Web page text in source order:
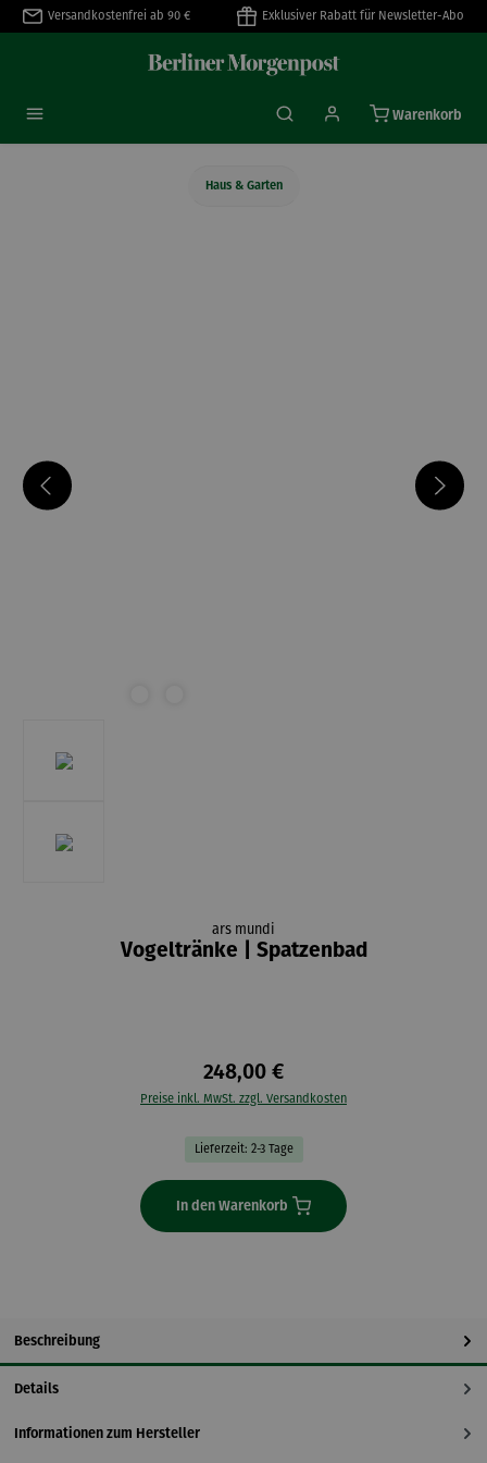
springen
Versandkostenfrei ab 90 € Exklusiver Rabatt für Newsletter-Abo
Warenkorb
Haus & Garten
ars mundi
Vogeltränke | Spatzenbad
248,00 €
Preise inkl. MwSt. zzgl. Versandkosten
Lieferzeit: 2-3 Tage
In den Warenkorb
Beschreibung
Details
Informationen zum Hersteller